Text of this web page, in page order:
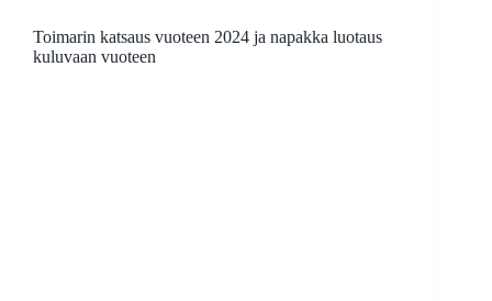
Toimarin katsaus vuoteen 2024 ja napakka luotaus
kuluvaan vuoteen